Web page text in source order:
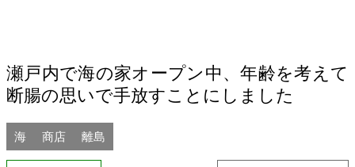
瀬戸内で海の家オープン中、年齢を考えて
断腸の思いで手放すことにしました
海 商店 離島